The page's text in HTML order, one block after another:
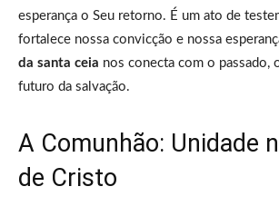
esperança o Seu retorno. É um ato de
fortalece nossa convicção e nossa
da santa ceia nos conecta com o passado,
futuro da salvação.
A Comunhão: Unidade
de Cristo